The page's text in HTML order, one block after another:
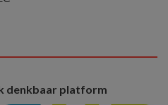
denkbaar platform